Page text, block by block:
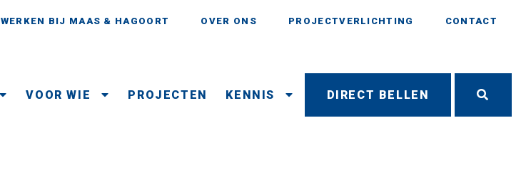
WERKEN BIJ MAAS & HAGOORT OVER ONS PROJECTVERLICHTING CONTACT
VOOR WIE PROJECTEN KENNIS DIRECT BELLEN